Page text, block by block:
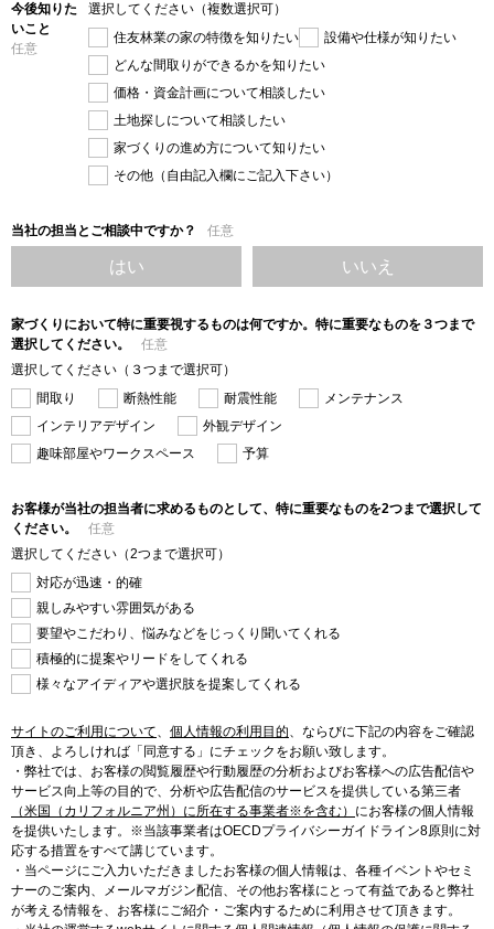
今後知りた
いこと
任意
選択してください（複数選択可）
住友林業の家の特徴を知りたい
設備や仕様が知りたい
どんな間取りができるかを知りたい
価格・資金計画について相談したい
土地探しについて相談したい
家づくりの進め方について知りたい
その他（自由記入欄にご記入下さい）
当社の担当とご相談中ですか？ 任意
はい いいえ
家づくりにおいて特に重要視するものは何ですか。特に重要なものを３つまで
選択してください。
任意
選択してください（３つまで選択可）
間取り
断熱性能 耐震性能
メンテナンス
インテリアデザイン
外観デザイン
趣味部屋やワークスペース
予算
お客様が当社の担当者に求めるものとして、特に重要なものを2つまで選択して
ください。
任意
選択してください（2つまで選択可）
対応が迅速・的確
親しみやすい雰囲気がある
要望やこだわり、悩みなどをじっくり聞いてくれる
積極的に提案やリードをしてくれる
様々なアイディアや選択肢を提案してくれる
サイトのご利用について、 個人情報の利用目的、 ならびに下記の内容をご確認
頂き、よろしければ「同意する」にチェックをお願い致します。
・弊社では、お客様の閲覧履歴や行動履歴の分析およびお客様への広告配信や
サービス向上等の目的で、分析や広告配信のサービスを提供している第三者
（米国（カリフォルニア州）に所在する事業者※を含む） にお客様の個人情報
を提供いたします。※当該事業者はOECDプライバシーガイドライン8原則に対
応する措置をすべて講じています。
・当ページにご入力いただきましたお客様の個人情報は、各種イベントやセミ
ナーのご案内、メールマガジン配信、その他お客様にとって有益であると弊社
が考える情報を、お客様にご紹介・ご案内するために利用させて頂きます。